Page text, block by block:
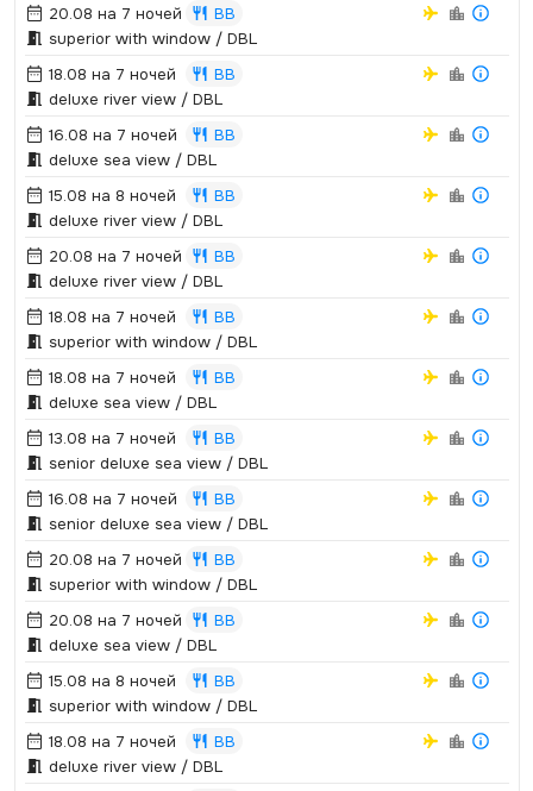
20.08 на 7 ночей
BB
superior with window / DBL
18.08 на 7 ночей
BB
deluxe river view / DBL
16.08 на 7 ночей
BB
deluxe sea view / DBL
15.08 на 8 ночей
BB
deluxe river view / DBL
20.08 на 7 ночей
BB
deluxe river view / DBL
18.08 на 7 ночей
BB
superior with window / DBL
18.08 на 7 ночей
BB
deluxe sea view / DBL
13.08 на 7 ночей
BB
senior deluxe sea view / DBL
16.08 на 7 ночей
BB
senior deluxe sea view / DBL
20.08 на 7 ночей
BB
superior with window / DBL
20.08 на 7 ночей
BB
deluxe sea view / DBL
15.08 на 8 ночей
BB
superior with window / DBL
18.08 на 7 ночей
BB
deluxe river view / DBL